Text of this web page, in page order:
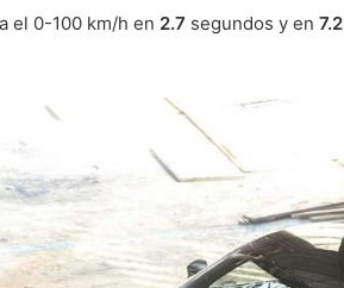
el 0-100 km/h en 2.7 segundos y en 7.2